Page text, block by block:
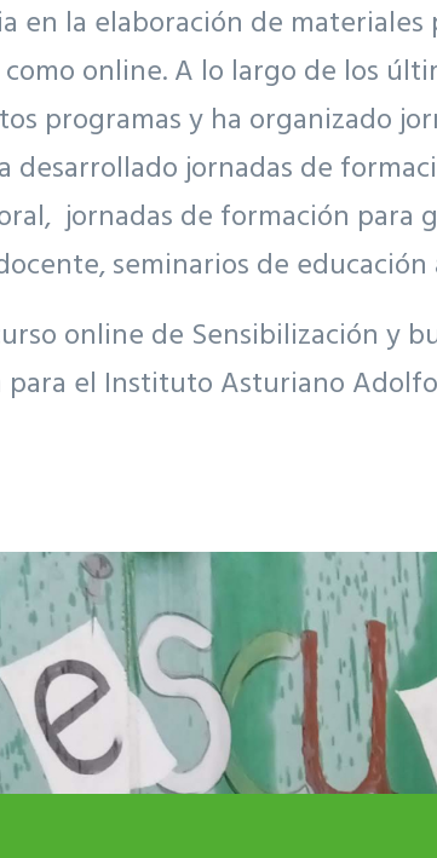
en la elaboración de materiales
online. A lo largo de los
programas y ha organizado
desarrollado jornadas de
jornadas de formación para
seminarios de
online de Sensibilización y
el Instituto Asturiano Adolfo